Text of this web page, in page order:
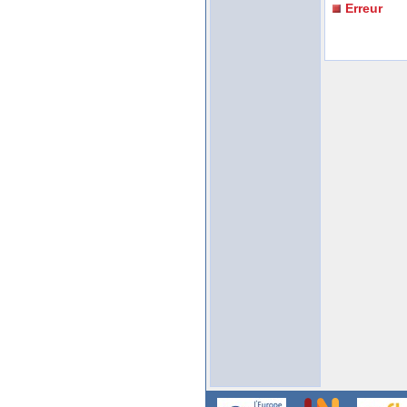
Erreur